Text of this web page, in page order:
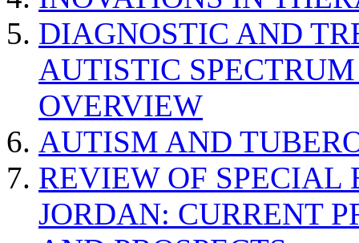
DIAGNOSTIC AND
AUTISTIC
OVERVIEW
AUTISM AND
REVIEW OF SPECIAL
JORDAN: CURRENT